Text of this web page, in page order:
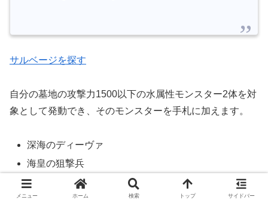
サルベージを探す
自分の墓地の攻撃力1500以下の水属性モンスター2体を対
象として発動でき、そのモンスターを手札に加えます。
深海のディーヴァ
海皇の狙撃兵
海皇の重装兵
メニュー ホーム 検索 トップ サイドバー